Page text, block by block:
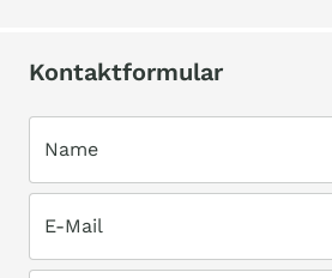
Kontaktformular
Name
E-Mail